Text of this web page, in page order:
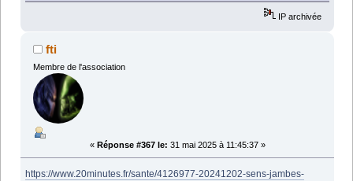
IP archivée
fti
Membre de l'association
« Réponse #367 le: 31 mai 2025 à 11:45:37 »
https://www.20minutes.fr/sante/4126977-20241202-sens-jambes-